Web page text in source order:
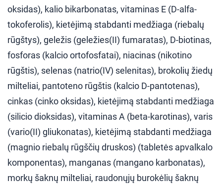
oksidas), kalio bikarbonatas, vitaminas E (D-alfa-
tokoferolis), kietėjimą stabdanti medžiaga (riebalų
rūgštys), geležis (geležies(II) fumaratas), D-biotinas,
fosforas (kalcio ortofosfatai), niacinas (nikotino
rūgštis), selenas (natrio(IV) selenitas), brokolių žiedų
milteliai, pantoteno rūgštis (kalcio D-pantotenas),
cinkas (cinko oksidas), kietėjimą stabdanti medžiaga
(silicio dioksidas), vitaminas A (beta-karotinas), varis
(vario(II) gliukonatas), kietėjimą stabdanti medžiaga
(magnio riebalų rūgščių druskos) (tabletės apvalkalo
komponentas), manganas (mangano karbonatas),
morkų šaknų milteliai, raudonųjų burokėlių šaknų